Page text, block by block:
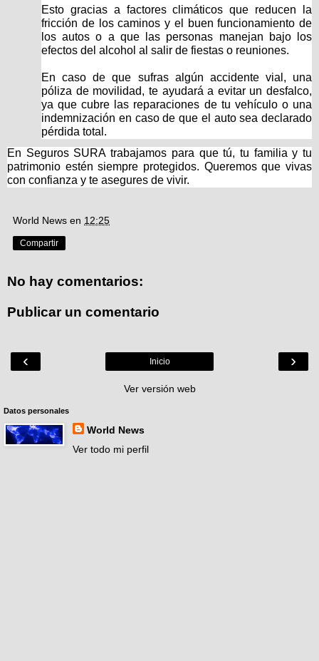
Esto gracias a factores climáticos que reducen la
fricción de los caminos y el buen funcionamiento de
los autos o a que las personas manejan bajo los
efectos del alcohol al salir de fiestas o reuniones.
En caso de que sufras algún accidente vial, una
póliza de movilidad, te ayudará a evitar un desfalco,
ya que cubre las reparaciones de tu vehículo o una
indemnización en caso de que el auto sea declarado
pérdida total.
En Seguros SURA trabajamos para que tú, tu familia y tu
patrimonio estén siempre protegidos. Queremos que vivas
con confianza y te asegures de vivir.
World News en 12:25
Compartir
No hay comentarios:
Publicar un comentario
‹ ›
Inicio
Ver versión web
Datos personales
World News
Ver todo mi perfil